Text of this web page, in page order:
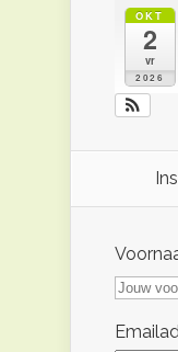
OKT
2
vr
2026